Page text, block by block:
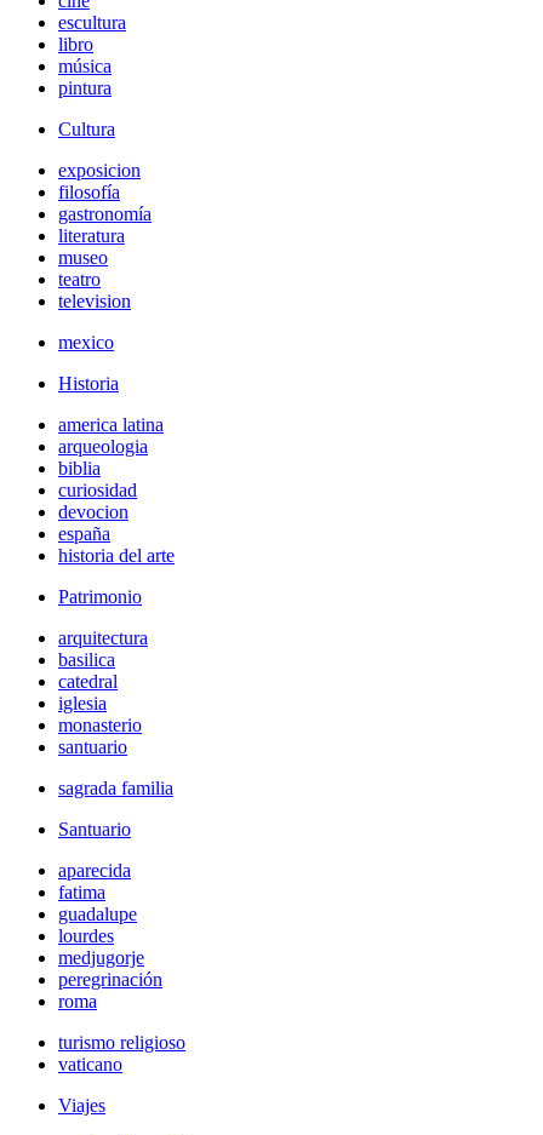
escultura
libro
música
pintura
Cultura
exposicion
filosofía
gastronomía
literatura
museo
teatro
television
mexico
Historia
america latina
arqueologia
biblia
curiosidad
devocion
españa
historia del arte
Patrimonio
arquitectura
basilica
catedral
iglesia
monasterio
santuario
sagrada familia
Santuario
aparecida
fatima
guadalupe
lourdes
medjugorje
peregrinación
roma
turismo religioso
vaticano
Viajes